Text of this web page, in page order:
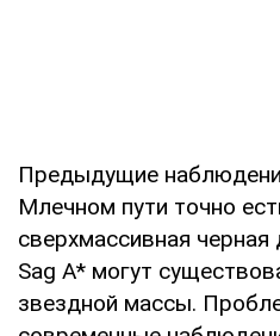
Предыдущие
Млечном пути точно
сверхмассивная
Sag A* могут
звездной массы.